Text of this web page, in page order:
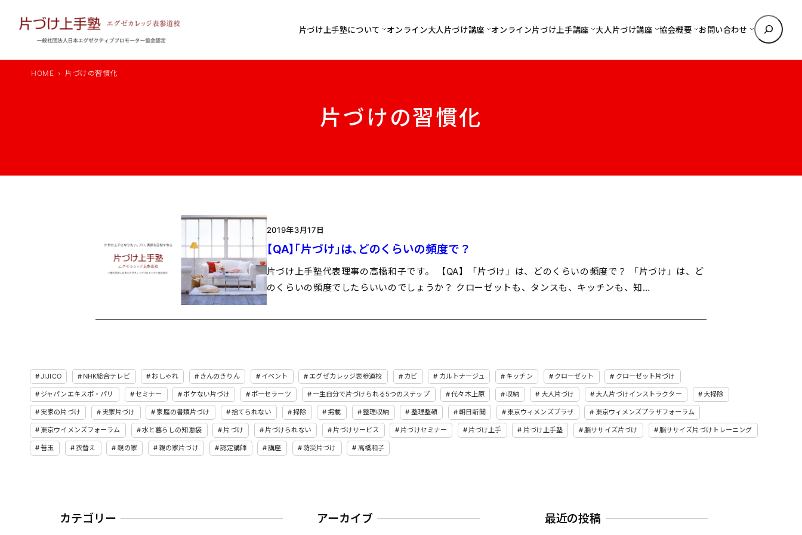
ス
片づけ上手塾について オンライン大人片づけ講座 オンライン片づけ上手講座 大人片づけ講座 協会概要 お問い合わせ
検
索
片づけの習慣化
HOME 片づけの習慣化
2019年3月17日
【QA】「片づけ」は、どのくらいの頻度で？
片づけ上手塾代表理事の高橋和子です。 【QA】「片づけ」は、どのくらいの頻度で？ 「片づけ」は、ど
のくらいの頻度でしたらいいのでしょうか？ クローゼットも、タンスも、キッチンも、知…
JIJICO NHK総合テレビ おしゃれ きんのきりん イベント エグゼカレッジ表参道校 カビ カルトナージュ キッチン クローゼット クローゼット片づけ
ジャパンエキスポ・パリ セミナー ボケない片づけ ポーセラーツ 一生自分で片づけられる5つのステップ 代々木上原 収納 大人片づけ 大人片づけインストラクター 大掃除
実家の片づけ 実家片づけ 家庭の書類片づけ 捨てられない 掃除 掲載 整理収納 整理整頓 朝日新聞 東京ウィメンズプラザ 東京ウィメンズプラザフォーラム
東京ウイメンズフォーラム 水と暮らしの知恵袋 片づけ 片づけられない 片づけサービス 片づけセミナー 片づけ上手 片づけ上手塾 脳ササイズ片づけ 脳ササイズ片づけトレーニング
苔玉 衣替え 親の家 親の家片づけ 認定講師 講座 防災片づけ 高橋和子
カテゴリー アーカイブ 最近の投稿